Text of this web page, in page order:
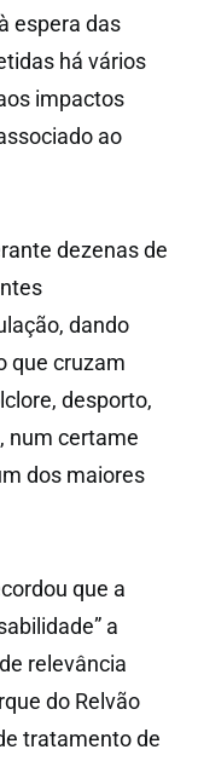
espera das
há vários
impactos
ao
dezenas de
dando
que cruzam
desporto,
num certame
dos maiores
que a
a
relevância
do Relvão
tratamento de